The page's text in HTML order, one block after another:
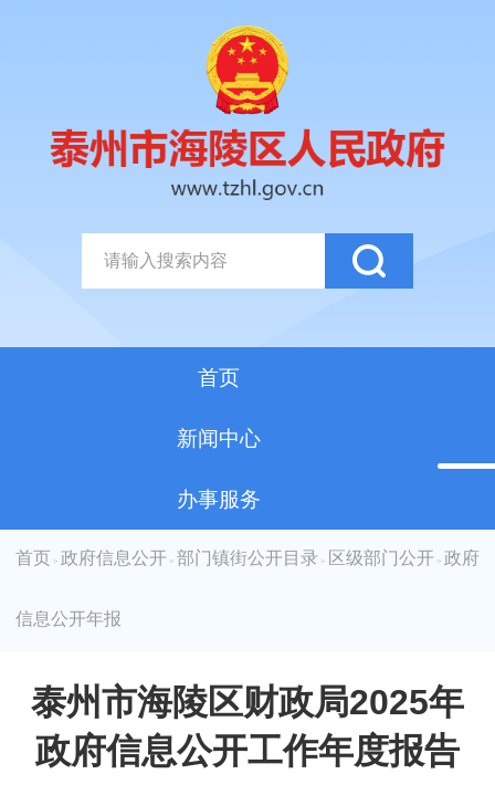
首页
新闻中心
办事服务
首页 > 政府信息公开 > 部门镇街公开目录 > 区级部门公开 > 政府
信息公开年报
泰州市海陵区财政局2025年
政府信息公开工作年度报告